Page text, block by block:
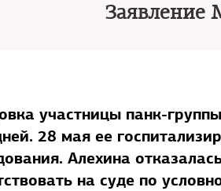
Заявление
участницы панк-
28 мая ее
Алехина
на суде по